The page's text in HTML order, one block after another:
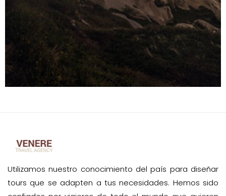
Utilizamos nuestro conocimiento del país para diseñar
tours que se adapten a tus necesidades. Hemos sido